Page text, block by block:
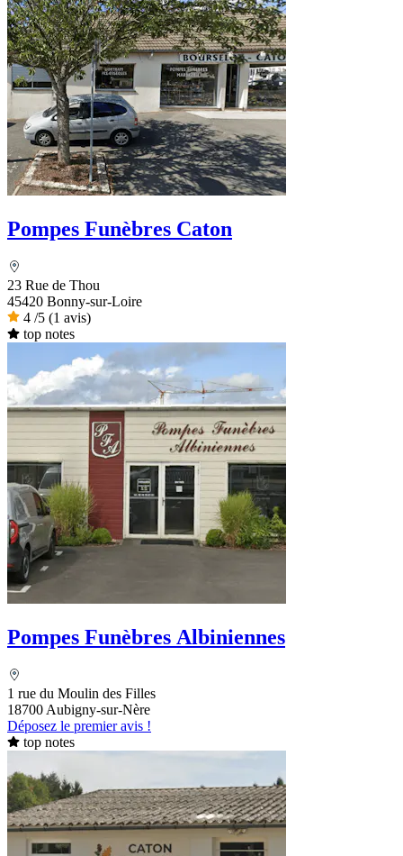
Pompes Funèbres Caton
23 Rue de Thou
45420 Bonny-sur-Loire
4 /5 (1 avis)
top notes
Pompes Funèbres Albiniennes
1 rue du Moulin des Filles
18700 Aubigny-sur-Nère
Déposez le premier avis !
top notes